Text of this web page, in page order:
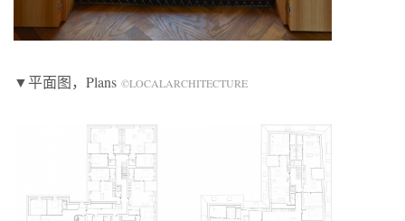
▼平面图，Plans ©LOCALARCHITECTURE